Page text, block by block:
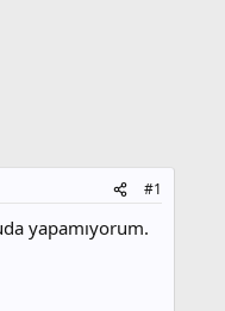
#1
yapamıyorum.